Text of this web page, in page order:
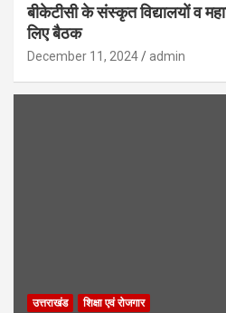
बीकेटीसी के संस्कृत विद्यालयों व
लिए बैठक
December 11, 2024 admin
उत्तराखंड शिक्षा एवं रोजगार